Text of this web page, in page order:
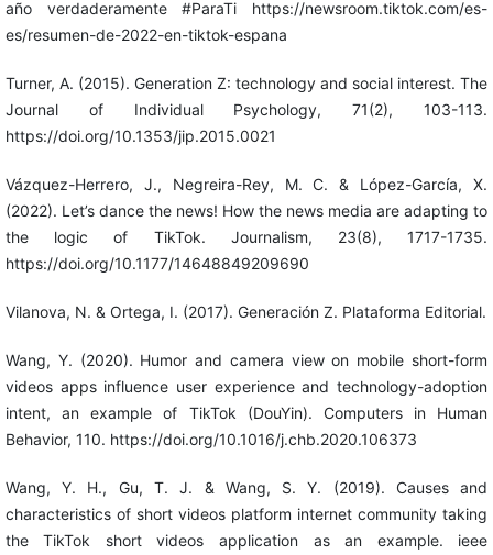
año verdaderamente #ParaTi https://newsroom.tiktok.com/es-
es/resumen-de-2022-en-tiktok-espana
Turner, A. (2015). Generation Z: technology and social interest. The
Journal of Individual Psychology, 71(2), 103-113.
https://doi.org/10.1353/jip.2015.0021
Vázquez-Herrero, J., Negreira-Rey, M. C. & López-García, X.
(2022). Let’s dance the news! How the news media are adapting to
the logic of TikTok. Journalism, 23(8), 1717-1735.
https://doi.org/10.1177/14648849209690
Vilanova, N. & Ortega, I. (2017). Generación Z. Plataforma Editorial.
Wang, Y. (2020). Humor and camera view on mobile short-form
videos apps influence user experience and technology-adoption
intent, an example of TikTok (DouYin). Computers in Human
Behavior, 110. https://doi.org/10.1016/j.chb.2020.106373
Wang, Y. H., Gu, T. J. & Wang, S. Y. (2019). Causes and
characteristics of short videos platform internet community taking
the TikTok short videos application as an example. ieee